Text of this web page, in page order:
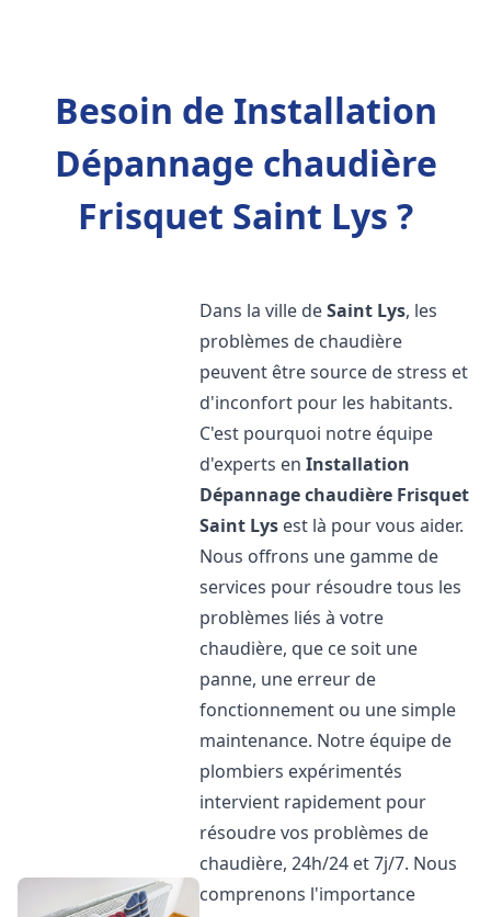
Besoin de Installation
Dépannage chaudière
Frisquet Saint Lys ?
Dans la ville deSaint Lys, les
problèmes de chaudière
peuvent être source de stress et
d'inconfort pour les habitants.
C'est pourquoi notre équipe
d'experts enInstallation
Dépannage chaudière Frisquet
Saint Lys est là pour vous aider.
Nous offrons une gamme de
services pour résoudre tous les
problèmes liés à votre
chaudière, que ce soit une
panne, une erreur de
fonctionnement ou une simple
maintenance. Notre équipe de
plombiers expérimentés
intervient rapidement pour
résoudre vos problèmes de
chaudière, 24h/24 et 7j/7. Nous
comprenons l'importance